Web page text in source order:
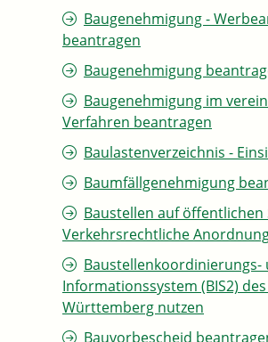
Baugenehmigung -
beantragen
Baugenehmigung
Baugenehmigung im
Verfahren beantragen
Baulastenverzeichnis -
Baumfällgenehmigung
Baustellen auf öffentlichen
Verkehrsrechtliche
Baustellenkoordinierungs-
Informationssystem (BIS2)
Württemberg nutzen
Bauvorbescheid